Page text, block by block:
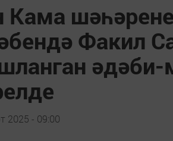
Кама
Факил
2025 - 09:00